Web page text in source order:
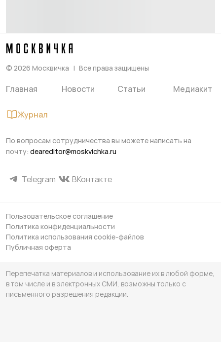
© 2026 Москвичка Все права защищены
Главная Новости Статьи Медиакит
Журнал
По вопросам сотрудничества вы можете написать на
почту: deareditor@moskvichka.ru
Telegram ВКонтакте
Пользовательское соглашение
Политика конфиденциальности
Политика использования cookie-файлов
Публичная оферта
Перепечатка материалов и использование их в любой форме,
в том числе и в электронных СМИ, возможны только с
письменного разрешения редакции.